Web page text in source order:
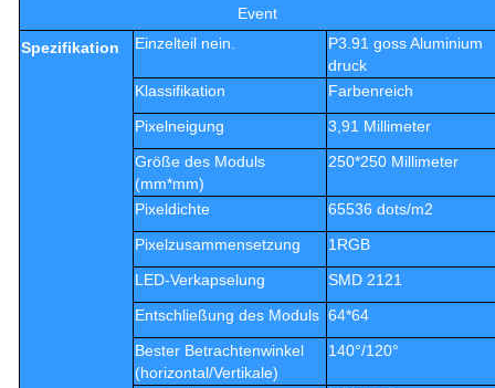
Event
Spezifikation
Einzelteil nein.
P3.91 goss Aluminium
druck
Klassifikation
Farbenreich
Pixelneigung
3,91 Millimeter
Größe des Moduls
(mm*mm)
250*250 Millimeter
Pixeldichte
65536 dots/m2
Pixelzusammensetzung
1RGB
LED-Verkapselung
SMD 2121
Entschließung des Moduls 64*64
Bester Betrachtenwinkel
(horizontal/Vertikale)
140°/120°